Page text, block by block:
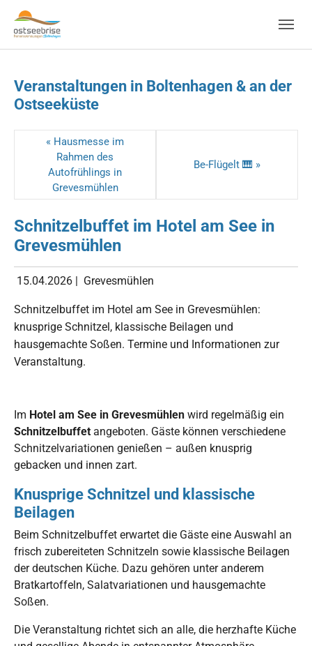
Skip to main navigation
Zum Hauptinhalt springen
Skip to page footer
Veranstaltungen in Boltenhagen & an der
Ostseeküste
« Hausmesse im
Rahmen des
Autofrühlings in
Grevesmühlen
Be-Flügelt 🎹 »
Schnitzelbuffet im Hotel am See in
Grevesmühlen
15.04.2026 | Grevesmühlen
Schnitzelbuffet im Hotel am See in Grevesmühlen:
knusprige Schnitzel, klassische Beilagen und
hausgemachte Soßen. Termine und Informationen zur
Veranstaltung.
Im Hotel am See in Grevesmühlen wird regelmäßig ein
Schnitzelbuffet angeboten. Gäste können verschiedene
Schnitzelvariationen genießen – außen knusprig
gebacken und innen zart.
Knusprige Schnitzel und klassische
Beilagen
Beim Schnitzelbuffet erwartet die Gäste eine Auswahl an
frisch zubereiteten Schnitzeln sowie klassische Beilagen
der deutschen Küche. Dazu gehören unter anderem
Bratkartoffeln, Salatvariationen und hausgemachte
Soßen.
Die Veranstaltung richtet sich an alle, die herzhafte Küche